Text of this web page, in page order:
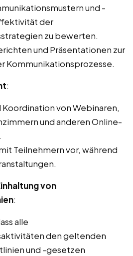
und -
der
zu bewerten.
und Präsentationen zur
Kommunikationsprozesse.
:
Koordination von Webinaren,
und anderen Online-
Teilnehmern vor, während
von
:
alle
den geltenden
und -gesetzen